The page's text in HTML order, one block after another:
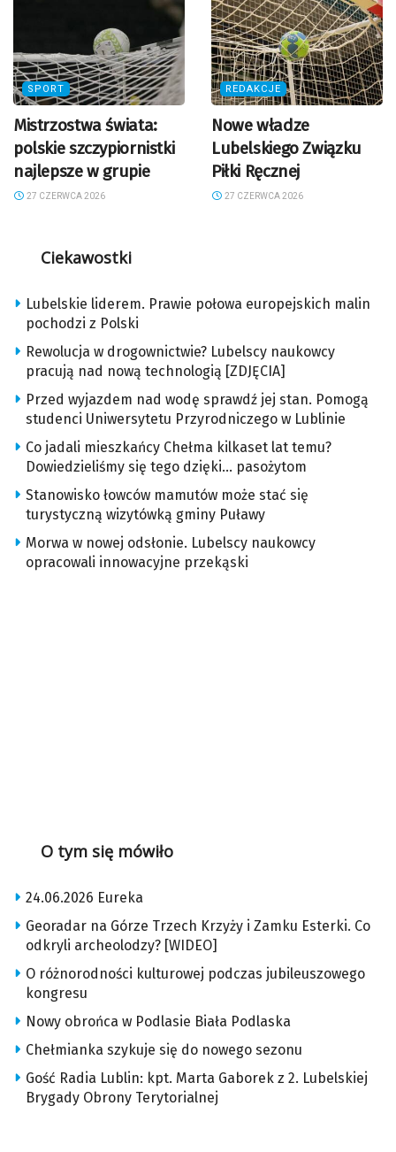
SPORT
Mistrzostwa świata:
polskie szczypiornistki
najlepsze w grupie
27 CZERWCA 2026
REDAKCJE
Nowe władze
Lubelskiego Związku
Piłki Ręcznej
27 CZERWCA 2026
Ciekawostki
Lubelskie liderem. Prawie połowa europejskich malin
pochodzi z Polski
Rewolucja w drogownictwie? Lubelscy naukowcy
pracują nad nową technologią [ZDJĘCIA]
Przed wyjazdem nad wodę sprawdź jej stan. Pomogą
studenci Uniwersytetu Przyrodniczego w Lublinie
Co jadali mieszkańcy Chełma kilkaset lat temu?
Dowiedzieliśmy się tego dzięki… pasożytom
Stanowisko łowców mamutów może stać się
turystyczną wizytówką gminy Puławy
Morwa w nowej odsłonie. Lubelscy naukowcy
opracowali innowacyjne przekąski
O tym się mówiło
24.06.2026 Eureka
Georadar na Górze Trzech Krzyży i Zamku Esterki. Co
odkryli archeolodzy? [WIDEO]
O różnorodności kulturowej podczas jubileuszowego
kongresu
Nowy obrońca w Podlasie Biała Podlaska
Chełmianka szykuje się do nowego sezonu
Gość Radia Lublin: kpt. Marta Gaborek z 2. Lubelskiej
Brygady Obrony Terytorialnej